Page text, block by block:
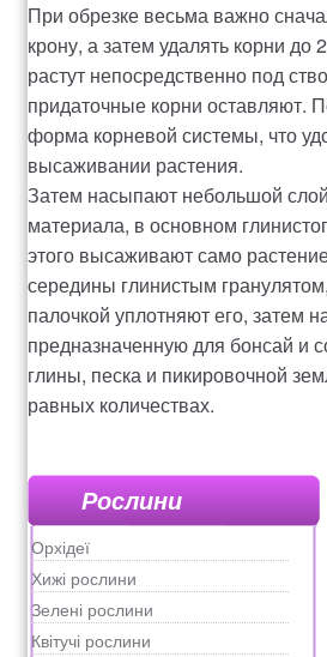
При обрезке весьма важно
крону, а затем удалять корни до
растут непосредственно под
придаточные корни оставляют.
форма корневой системы, что
высаживании растения.
Затем насыпают небольшой
материала, в основном
этого высаживают само
середины глинистым
палочкой уплотняют его, затем
предназначенную для бонсай и
глины, песка и пикировочной
равных количествах.
Рослини
Орхідеї
Хижі рослини
Зелені рослини
Квітучі рослини